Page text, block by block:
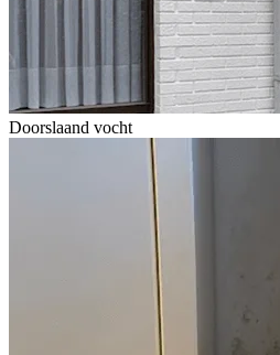
Doorslaand vocht